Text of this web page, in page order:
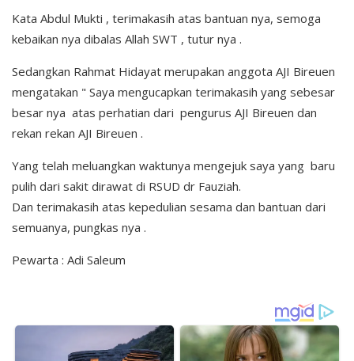
Kata Abdul Mukti , terimakasih atas bantuan nya, semoga
kebaikan nya dibalas Allah SWT , tutur nya .
Sedangkan Rahmat Hidayat merupakan anggota AJI Bireuen
mengatakan " Saya mengucapkan terimakasih yang sebesar
besar nya atas perhatian dari pengurus AJI Bireuen dan
rekan rekan AJI Bireuen .
Yang telah meluangkan waktunya mengejuk saya yang baru
pulih dari sakit dirawat di RSUD dr Fauziah.
Dan terimakasih atas kepedulian sesama dan bantuan dari
semuanya, pungkas nya .
Pewarta : Adi Saleum